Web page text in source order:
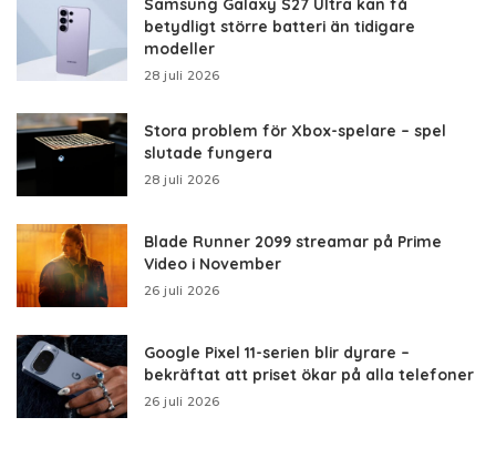
betydligt större batteri än tidigare
modeller
28 juli 2026
Stora problem för Xbox-spelare – spel
slutade fungera
28 juli 2026
Blade Runner 2099 streamar på Prime
Video i November
26 juli 2026
Google Pixel 11-serien blir dyrare –
bekräftat att priset ökar på alla telefoner
26 juli 2026